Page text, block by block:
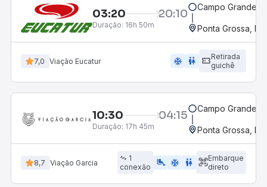
03:20 20:10
Duração: 16h 50m
Campo Grande,
Ponta Grossa,
7,0 Viação Eucatur ac_unit wc
Retirada
guichê
10:30 04:15
Duração: 17h 45m
Campo Grande,
Ponta Grossa,
8,7 Viação Garcia
1
conexão
airline_seat_legroom_extra ac_unit WC
Embarque
direto